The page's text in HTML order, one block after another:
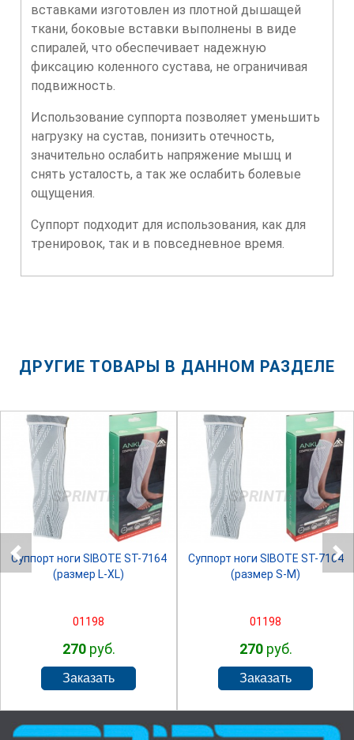
вставками изготовлен из плотной дышащей
ткани, боковые вставки выполнены в виде
спиралей, что обеспечивает надежную
фиксацию коленного сустава, не ограничивая
подвижность.
Использование суппорта позволяет уменьшить
нагрузку на сустав, понизить отечность,
значительно ослабить напряжение мышц и
снять усталость, а так же ослабить болевые
ощущения.
Суппорт подходит для использования, как для
тренировок, так и в повседневное время.
ДРУГИЕ ТОВАРЫ В ДАННОМ РАЗДЕЛЕ
SPRINTER
Суппорт ноги SIBOTE ST-7164
(размер L-XL)
01198
270руб.
SPRINTER
Суппорт ноги SIBOTE ST-7164
(размер S-M)
01198
270руб.